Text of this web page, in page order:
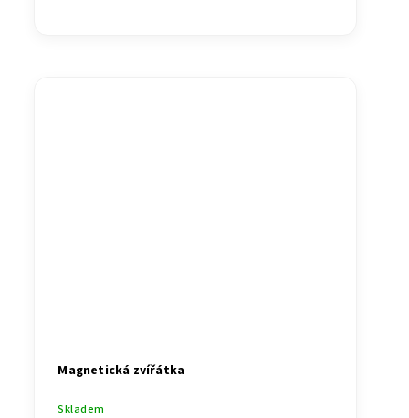
Magnetická zvířátka
Skladem